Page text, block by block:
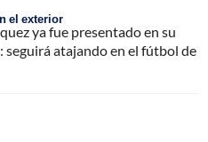
el exterior
ya fue presentado en su
seguirá atajando en el fútbol de